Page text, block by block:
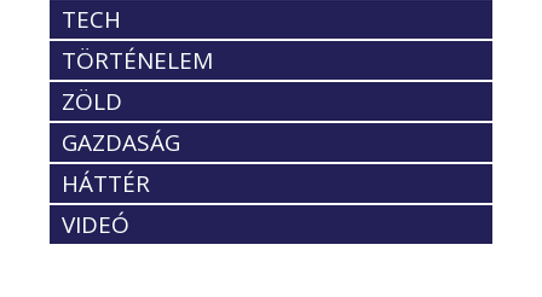
TECH
TÖRTÉNELEM
ZÖLD
GAZDASÁG
HÁTTÉR
VIDEÓ